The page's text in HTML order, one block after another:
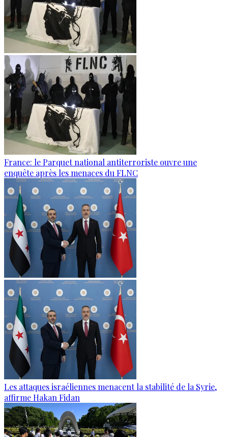
France: le Parquet national antiterroriste ouvre une
enquête après les menaces du FLNC
Les attaques israéliennes menacent la stabilité de la Syrie,
affirme Hakan Fidan